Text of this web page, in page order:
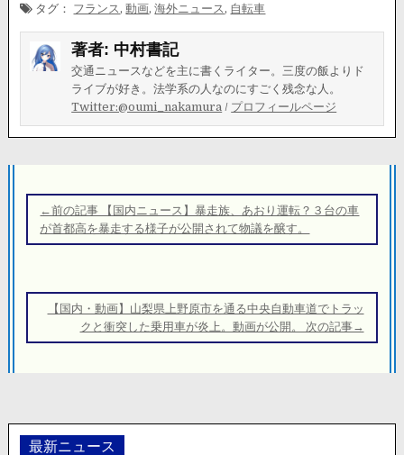
タグ： フランス ,動画,海外ニュース , 自転車
著者: 中村書記
交通ニュースなどを主に書くライター。三度の飯よりド
ライブが好き。法学系の人なのにすごく残念な人。
Twitter:@oumi_nakamura / プロフィールページ
稿
ナ
ー
←前の記事 【国内ニュース】暴走族、あおり運転？３台の車
が首都高を暴走する様子が公開されて物議を醸す。
【国内・動画】山梨県上野原市を通る中央自動車道でトラッ
クと衝突した乗用車が炎上。動画が公開。 次の記事→
最新ニュース